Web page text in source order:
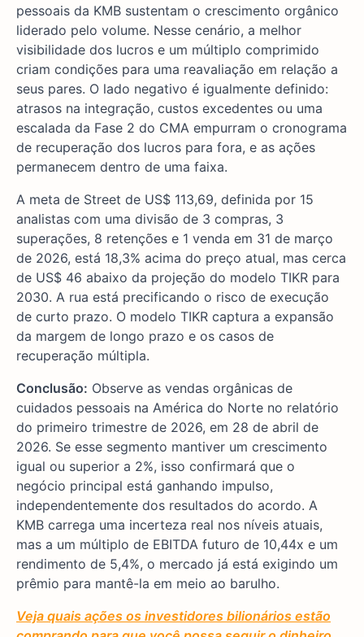
pessoais da KMB sustentam o crescimento orgânico
liderado pelo volume. Nesse cenário, a melhor
visibilidade dos lucros e um múltiplo comprimido
criam condições para uma reavaliação em relação a
seus pares. O lado negativo é igualmente definido:
atrasos na integração, custos excedentes ou uma
escalada da Fase 2 do CMA empurram o cronograma
de recuperação dos lucros para fora, e as ações
permanecem dentro de uma faixa.
A meta de Street de US$ 113,69, definida por 15
analistas com uma divisão de 3 compras, 3
superações, 8 retenções e 1 venda em 31 de março
de 2026, está 18,3% acima do preço atual, mas cerca
de US$ 46 abaixo da projeção do modelo TIKR para
2030. A rua está precificando o risco de execução
de curto prazo. O modelo TIKR captura a expansão
da margem de longo prazo e os casos de
recuperação múltipla.
Conclusão: Observe as vendas orgânicas de
cuidados pessoais na América do Norte no relatório
do primeiro trimestre de 2026, em 28 de abril de
2026. Se esse segmento mantiver um crescimento
igual ou superior a 2%, isso confirmará que o
negócio principal está ganhando impulso,
independentemente dos resultados do acordo. A
KMB carrega uma incerteza real nos níveis atuais,
mas a um múltiplo de EBITDA futuro de 10,44x e um
rendimento de 5,4%, o mercado já está exigindo um
prêmio para mantê-la em meio ao barulho.
Veja quais ações os investidores bilionários estão